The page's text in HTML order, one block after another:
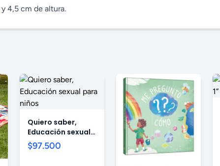
4,5 cm de altura.
Quiero saber,
Educación sexual
para niños
$97.500